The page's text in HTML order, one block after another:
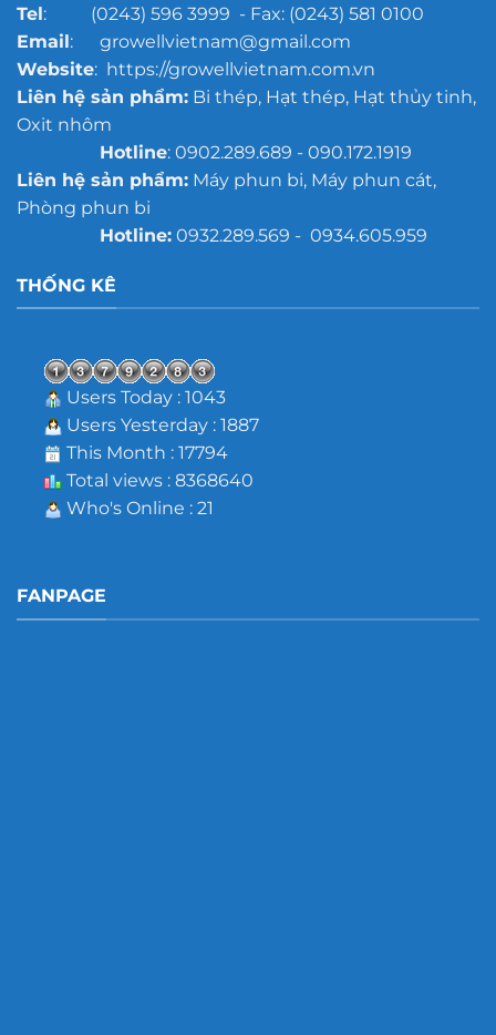
Tel: (0243) 596 3999 - Fax: (0243) 581 0100
Email: growellvietnam@gmail.com
Website: https://growellvietnam.com.vn
Liên hệ sản phẩm:Bi thép, Hạt thép, Hạt thủy tinh,
Oxit nhôm
Hotline: 0902.289.689 - 090.172.1919
Liên hệ sản phẩm:Máy phun bi, Máy phun cát,
Phòng phun bi
Hotline:0932.289.569 - 0934.605.959
THỐNG KÊ
Users Today : 1043
Users Yesterday : 1887
This Month : 17794
Total views : 8368640
Who's Online : 21
FANPAGE